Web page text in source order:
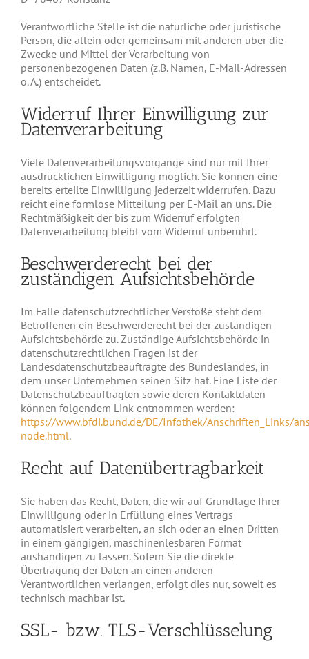
Verantwortliche Stelle ist die natürliche oder juristische
Person, die allein oder gemeinsam mit anderen über die
Zwecke und Mittel der Verarbeitung von
personenbezogenen Daten (z.B. Namen, E-Mail-Adressen
o. Ä.) entscheidet.
Widerruf Ihrer Einwilligung zur
Datenverarbeitung
Viele Datenverarbeitungsvorgänge sind nur mit Ihrer
ausdrücklichen Einwilligung möglich. Sie können eine
bereits erteilte Einwilligung jederzeit widerrufen. Dazu
reicht eine formlose Mitteilung per E-Mail an uns. Die
Rechtmäßigkeit der bis zum Widerruf erfolgten
Datenverarbeitung bleibt vom Widerruf unberührt.
Beschwerderecht bei der
zuständigen Aufsichtsbehörde
Im Falle datenschutzrechtlicher Verstöße steht dem
Betroffenen ein Beschwerderecht bei der zuständigen
Aufsichtsbehörde zu. Zuständige Aufsichtsbehörde in
datenschutzrechtlichen Fragen ist der
Landesdatenschutzbeauftragte des Bundeslandes, in
dem unser Unternehmen seinen Sitz hat. Eine Liste der
Datenschutzbeauftragten sowie deren Kontaktdaten
können folgendem Link entnommen werden:
https://www.bfdi.bund.de/DE/Infothek/Anschriften_Links/
node.html.
Recht auf Datenübertragbarkeit
Sie haben das Recht, Daten, die wir auf Grundlage Ihrer
Einwilligung oder in Erfüllung eines Vertrags
automatisiert verarbeiten, an sich oder an einen Dritten
in einem gängigen, maschinenlesbaren Format
aushändigen zu lassen. Sofern Sie die direkte
Übertragung der Daten an einen anderen
Verantwortlichen verlangen, erfolgt dies nur, soweit es
technisch machbar ist.
SSL- bzw. TLS-Verschlüsselung